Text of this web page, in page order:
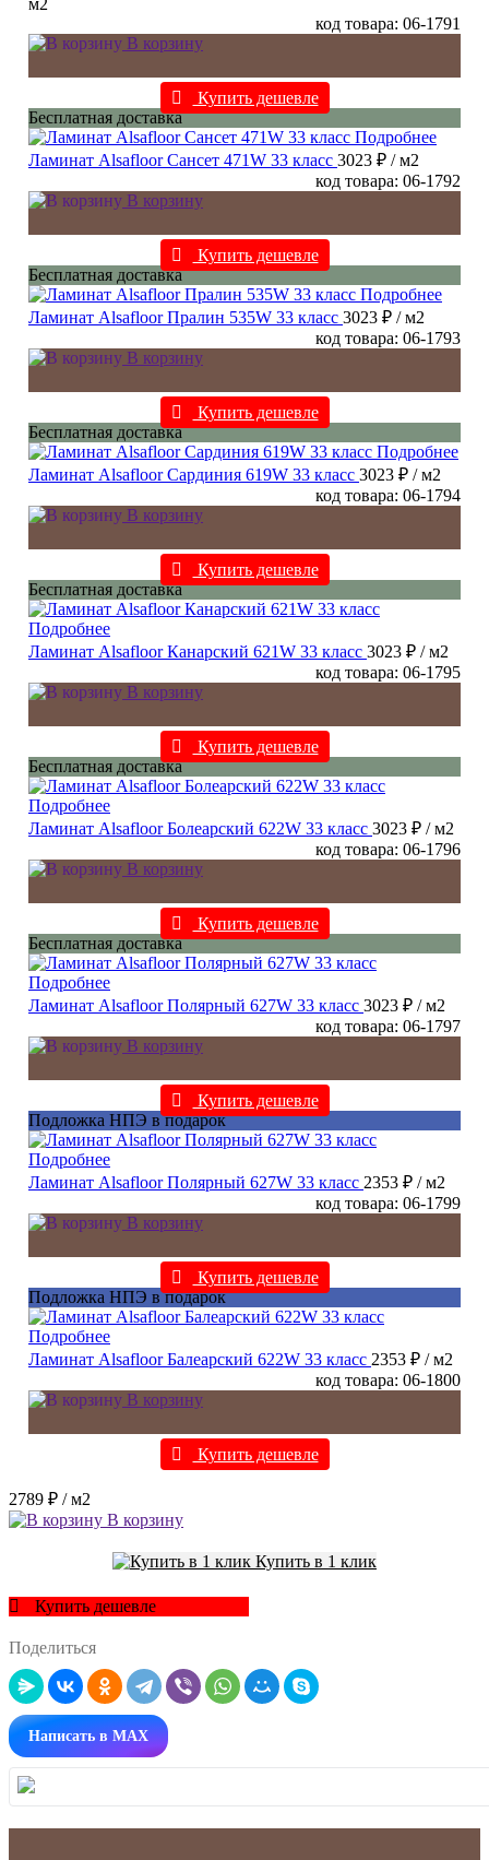
м2
код товара: 06-1791
В корзину
Купить дешевле
Бесплатная доставка
Подробнее
Ламинат Alsafloor Сансет 471W 33 класс 3023 ₽ / м2
код товара: 06-1792
В корзину
Купить дешевле
Бесплатная доставка
Подробнее
Ламинат Alsafloor Пралин 535W 33 класс 3023 ₽ / м2
код товара: 06-1793
В корзину
Купить дешевле
Бесплатная доставка
Подробнее
Ламинат Alsafloor Сардиния 619W 33 класс 3023 ₽ / м2
код товара: 06-1794
В корзину
Купить дешевле
Бесплатная доставка
Подробнее
Ламинат Alsafloor Канарский 621W 33 класс 3023 ₽ / м2
код товара: 06-1795
В корзину
Купить дешевле
Бесплатная доставка
Подробнее
Ламинат Alsafloor Болеарский 622W 33 класс 3023 ₽ / м2
код товара: 06-1796
В корзину
Купить дешевле
Бесплатная доставка
Подробнее
Ламинат Alsafloor Полярный 627W 33 класс 3023 ₽ / м2
код товара: 06-1797
В корзину
Купить дешевле
Подложка НПЭ в подарок
Подробнее
Ламинат Alsafloor Полярный 627W 33 класс 2353 ₽ / м2
код товара: 06-1799
В корзину
Купить дешевле
Подложка НПЭ в подарок
Подробнее
Ламинат Alsafloor Балеарский 622W 33 класс 2353 ₽ / м2
код товара: 06-1800
В корзину
Купить дешевле
2789 ₽ / м2
В корзину
Купить в 1 клик
Купить дешевле
Поделиться
Написать в MAX